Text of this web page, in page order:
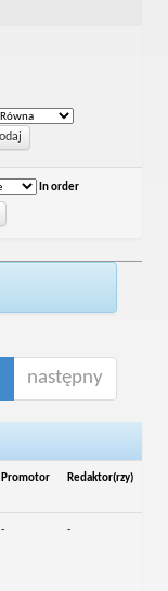
In order
następny
Promotor Redaktor(rzy)
- -